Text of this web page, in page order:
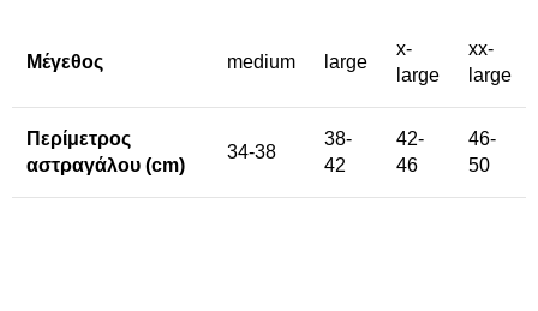
Μέγεθος medium large
x-
large
xx-
large
Περίμετρος
αστραγάλου (cm)
34-38
38-
42
42-
46
46-
50